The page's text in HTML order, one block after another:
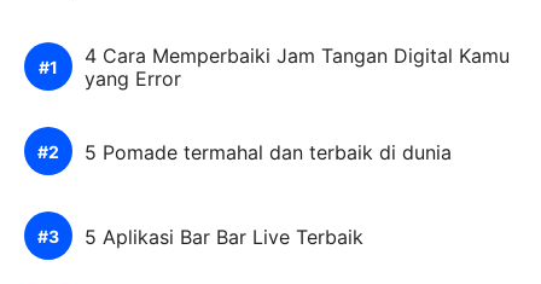
4 Cara Memperbaiki Jam Tangan Digital Kamu
yang Error
5 Pomade termahal dan terbaik di dunia
5 Aplikasi Bar Bar Live Terbaik